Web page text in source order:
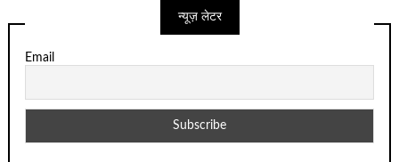
न्यूज़ लेटर
Email